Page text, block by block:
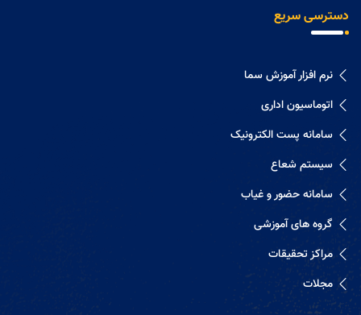
دسترسی سریع
نرم افزار آموزش سما
اتوماسیون اداری
سامانه پست الکترونیک
سیستم شعاع
سامانه حضور و غیاب
گروه های آموزشی
مراکز تحقیقات
مجلات